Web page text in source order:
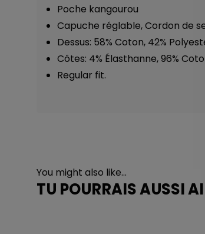
Poche kangourou
Capuche réglable,Cordon de
Dessus: 58% Coton, 42%
Côtes: 4% Élasthanne, 96%
Regular fit.
You might also like...
TU POURRAIS AUSSI